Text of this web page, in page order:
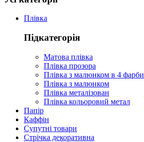
Плівка
Підкатегорія
Матова плівка
Плівка прозора
Плівка з малюнком в 4 фарби
Плівка з малюнком
Плівка металізован
Плівка кольоровий метал
Папір
Каффін
Супутні товари
Стрічка декоративна